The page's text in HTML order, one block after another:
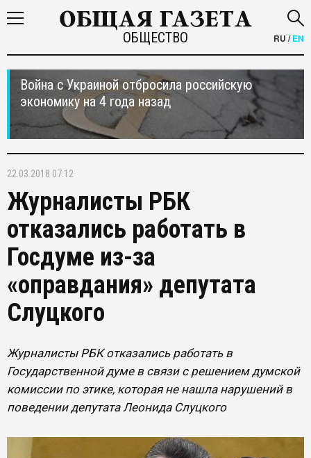
ОБЩЕСТВО RU /EN
Война с Украиной отбросила российскую
экономику на 4 года назад
22.03.2018 07:12
Журналисты РБК
отказались работать в
Госдуме из-за
«оправдания» депутата
Слуцкого
Журналисты РБК отказались работать в
Государственной думе в связи с решением думской
комиссии по этике, которая не нашла нарушений в
поведении депутата Леонида Слуцкого